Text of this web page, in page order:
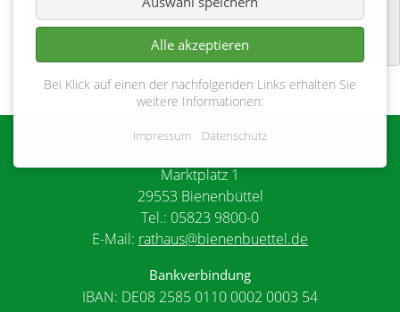
Zurück
Marktplatz 1
29553 Bienenbüttel
Tel.: 05823 9800-0
E-Mail: rathaus@bienenbuettel.de
Bankverbindung
IBAN: DE08 2585 0110 0002 0003 54
Alle akzeptieren
Bei Klick auf einen der nachfolgenden Links erhalten Sie
weitere Informationen:
Impressum Datenschutz